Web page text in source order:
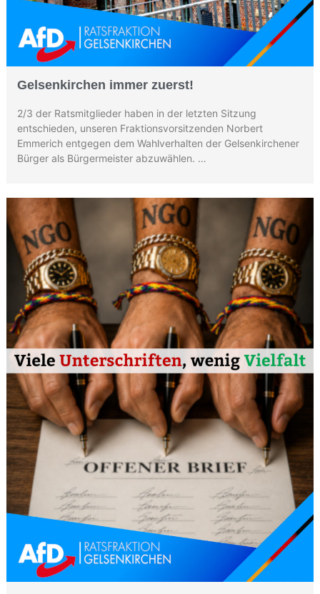
Gelsenkirchen immer zuerst!
2/3 der Ratsmitglieder haben in der letzten Sitzung
entschieden, unseren Fraktionsvorsitzenden Norbert
Emmerich entgegen dem Wahlverhalten der Gelsenkirchener
Bürger als Bürgermeister abzuwählen. …